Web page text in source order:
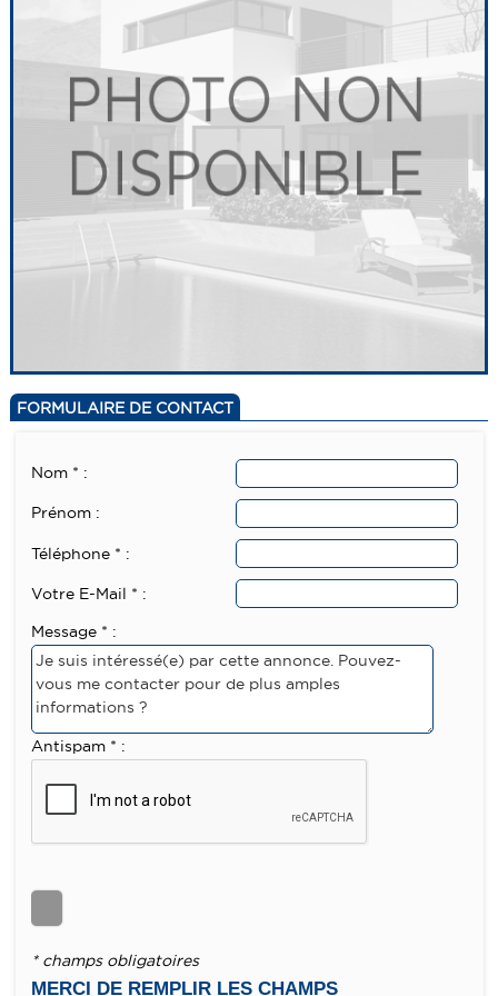
FORMULAIRE DE CONTACT
Nom * :
Prénom :
Téléphone * :
Votre E-Mail * :
Message * :
Antispam * :
* champs obligatoires
MERCI DE REMPLIR LES CHAMPS